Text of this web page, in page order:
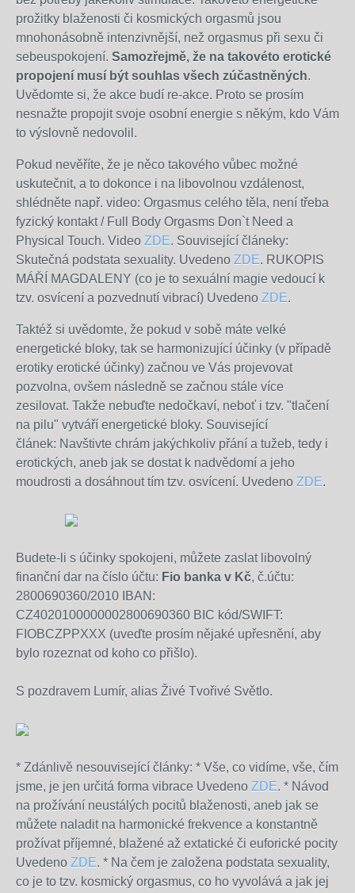
prožitky blaženosti či kosmických orgasmů jsou
mnohonásobně intenzivnější, než orgasmus při sexu či
sebeuspokojení. Samozřejmě, že na takovéto erotické
propojení musí být souhlas všech zúčastněných.
Uvědomte si, že akce budí re-akce. Proto se prosím
nesnažte propojit svoje osobní energie s někým, kdo Vám
to výslovně nedovolil.
Pokud nevěříte, že je něco takového vůbec možné
uskutečnit, a to dokonce i na libovolnou vzdálenost,
shlédněte např. video: Orgasmus celého těla, není třeba
fyzický kontakt / Full Body Orgasms Don`t Need a
Physical Touch. Video ZDE. Související článeky:
Skutečná podstata sexuality. Uvedeno ZDE. RUKOPIS
MÁŘÍ MAGDALENY (co je to sexuální magie vedoucí k
tzv. osvícení a pozvednutí vibrací) Uvedeno ZDE.
Taktéž si uvědomte, že pokud v sobě máte velké
energetické bloky, tak se harmonizující účinky (v případě
erotiky erotické účinky) začnou ve Vás projevovat
pozvolna, ovšem následně se začnou stále více
zesilovat. Takže nebuďte nedočkaví, neboť i tzv. "tlačení
na pilu" vytváří energetické bloky. Související
článek: Navštivte chrám jakýchkoliv přání a tužeb, tedy i
erotických, aneb jak se dostat k nadvědomí a jeho
moudrosti a dosáhnout tím tzv. osvícení. Uvedeno ZDE.
Budete-li s účinky spokojeni, můžete zaslat libovolný
finanční dar na číslo účtu: Fio banka v Kč, č.účtu:
2800690360/2010 IBAN:
CZ4020100000002800690360 BIC kód/SWIFT:
FIOBCZPPXXX (uveďte prosím nějaké upřesnění, aby
bylo rozeznat od koho co přišlo).
S pozdravem Lumír, alias Živé Tvořivé Světlo.
* Zdánlivě nesouvisející články: * Vše, co vidíme, vše, čím
jsme, je jen určitá forma vibrace Uvedeno ZDE. * Návod
na prožívání neustálých pocitů blaženosti, aneb jak se
můžete naladit na harmonické frekvence a konstantně
prožívat příjemné, blažené až extatické či euforické pocity
Uvedeno ZDE. * Na čem je založena podstata sexuality,
co je to tzv. kosmický orgasmus, co ho vyvolává a jak jej